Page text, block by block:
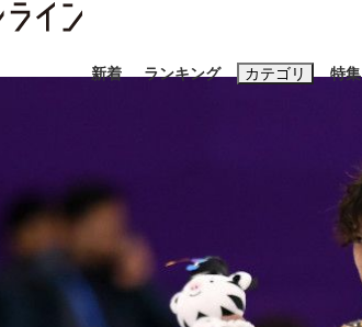
新着 ランキング カテゴリ 特集
おすすめのキーワード
#藤田晋 #三山凌輝 #
#玉木雄一郎